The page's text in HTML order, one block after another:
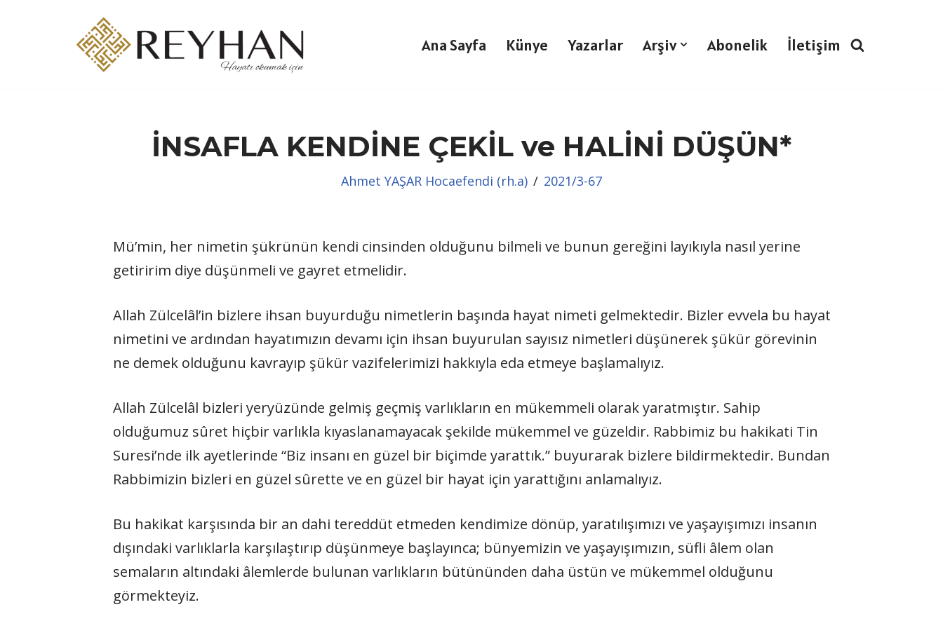
Ana Sayfa Künye Yazarlar Arşiv Abonelik İletişim
İNSAFLA KENDİNE ÇEKİL ve HALİNİ DÜŞÜN*
Ahmet YAŞAR Hocaefendi (rh.a) 2021/3-67
Mü’min, her nimetin şükrünün kendi cinsinden olduğunu bilmeli ve bunun gereğini layıkıyla nasıl yerine
getiririm diye düşünmeli ve gayret etmelidir.
Allah Zülcelâl’in bizlere ihsan buyurduğu nimetlerin başında hayat nimeti gelmektedir. Bizler evvela bu hayat
nimetini ve ardından hayatımızın devamı için ihsan buyurulan sayısız nimetleri düşünerek şükür görevinin
ne demek olduğunu kavrayıp şükür vazifelerimizi hakkıyla eda etmeye başlamalıyız.
Allah Zülcelâl bizleri yeryüzünde gelmiş geçmiş varlıkların en mükemmeli olarak yaratmıştır. Sahip
olduğumuz sûret hiçbir varlıkla kıyaslanamayacak şekilde mükemmel ve güzeldir. Rabbimiz bu hakikati Tin
Suresi’nde ilk ayetlerinde “Biz insanı en güzel bir biçimde yarattık.” buyurarak bizlere bildirmektedir. Bundan
Rabbimizin bizleri en güzel sûrette ve en güzel bir hayat için yarattığını anlamalıyız.
Bu hakikat karşısında bir an dahi tereddüt etmeden kendimize dönüp, yaratılışımızı ve yaşayışımızı insanın
dışındaki varlıklarla karşılaştırıp düşünmeye başlayınca; bünyemizin ve yaşayışımızın, süfli âlem olan
semaların altındaki âlemlerde bulunan varlıkların bütününden daha üstün ve mükemmel olduğunu
görmekteyiz.